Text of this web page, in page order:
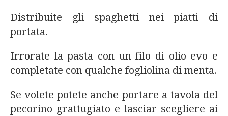
Distribuite gli spaghetti nei piatti di
portata.
Irrorate la pasta con un filo di olio evo e
completate con qualche fogliolina di menta.
Se volete potete anche portare a tavola del
pecorino grattugiato e lasciar scegliere ai